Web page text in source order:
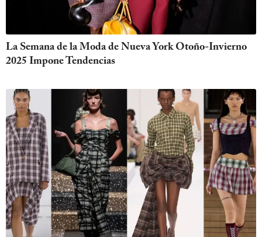
La Semana de la Moda de Nueva York Otoño-Invierno
2025 Impone Tendencias